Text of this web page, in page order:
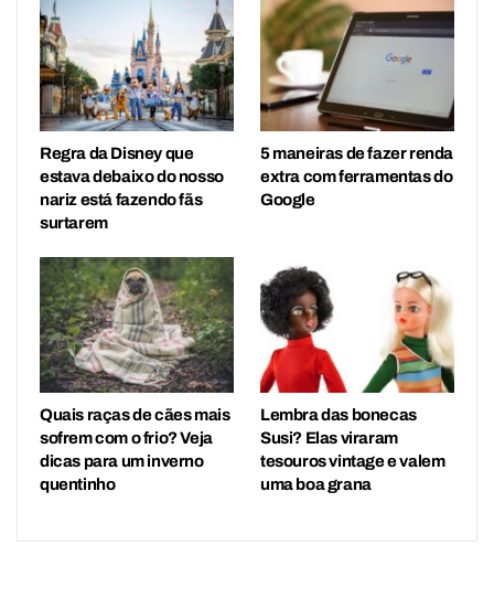
Regra da Disney que
estava debaixo do nosso
nariz está fazendo fãs
surtarem
5 maneiras de fazer renda
extra com ferramentas do
Google
Quais raças de cães mais
sofrem com o frio? Veja
dicas para um inverno
quentinho
Lembra das bonecas
Susi? Elas viraram
tesouros vintage e valem
uma boa grana